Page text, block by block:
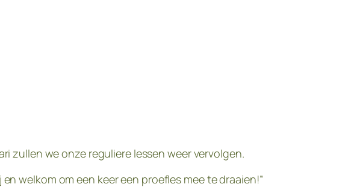
zullen we onze reguliere lessen weer vervolgen.
welkom om een keer een proefles mee te draaien!”